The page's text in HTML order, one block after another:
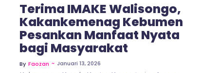
Terima IMAKE Walisongo,
Kakankemenag Kebumen
Pesankan Manfaat Nyata
bagi Masyarakat
By Faozan ~ Januari 13, 2026